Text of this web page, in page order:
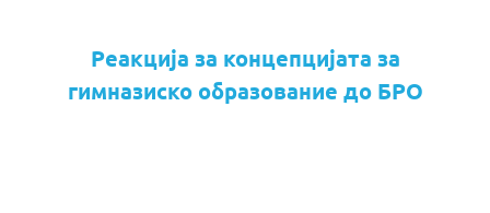
Реакција за концепцијата за
гимназиско образование до БРО